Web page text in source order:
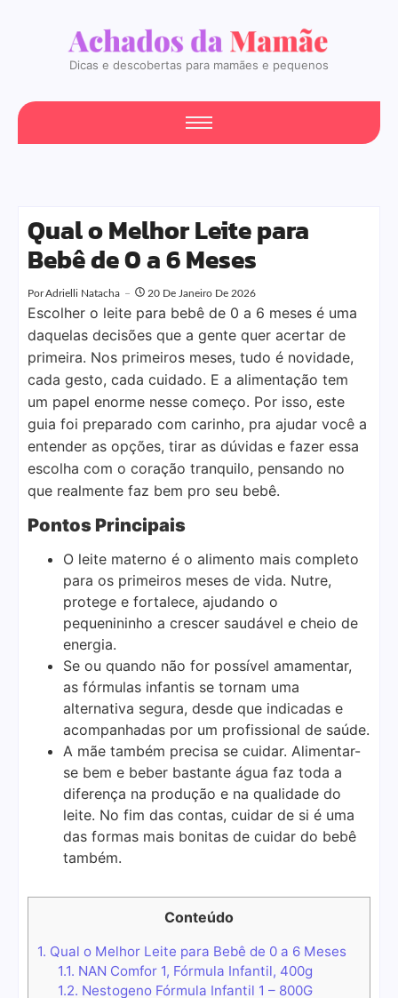
Dicas e descobertas para mamães e pequenos
Qual o Melhor Leite para
Bebê de 0 a 6 Meses
PorAdrielli Natacha 20 De Janeiro De 2026
Escolher o leite para bebê de 0 a 6 meses é uma
daquelas decisões que a gente quer acertar de
primeira. Nos primeiros meses, tudo é novidade,
cada gesto, cada cuidado. E a alimentação tem
um papel enorme nesse começo. Por isso, este
guia foi preparado com carinho, pra ajudar você a
entender as opções, tirar as dúvidas e fazer essa
escolha com o coração tranquilo, pensando no
que realmente faz bem pro seu bebê.
Pontos Principais
O leite materno é o alimento mais completo
para os primeiros meses de vida. Nutre,
protege e fortalece, ajudando o
pequenininho a crescer saudável e cheio de
energia.
Se ou quando não for possível amamentar,
as fórmulas infantis se tornam uma
alternativa segura, desde que indicadas e
acompanhadas por um profissional de saúde.
A mãe também precisa se cuidar. Alimentar-
se bem e beber bastante água faz toda a
diferença na produção e na qualidade do
leite. No fim das contas, cuidar de si é uma
das formas mais bonitas de cuidar do bebê
também.
Conteúdo
1. Qual o Melhor Leite para Bebê de 0 a 6 Meses
1.1. NAN Comfor 1, Fórmula Infantil, 400g
1.2. Nestogeno Fórmula Infantil 1 – 800G